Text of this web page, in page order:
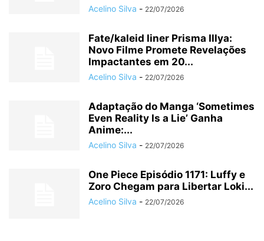
Acelino Silva - 22/07/2026
Fate/kaleid liner Prisma Illya:
Novo Filme Promete Revelações
Impactantes em 20...
Acelino Silva - 22/07/2026
Adaptação do Manga ‘Sometimes
Even Reality Is a Lie’ Ganha
Anime:...
Acelino Silva - 22/07/2026
One Piece Episódio 1171: Luffy e
Zoro Chegam para Libertar Loki...
Acelino Silva - 22/07/2026